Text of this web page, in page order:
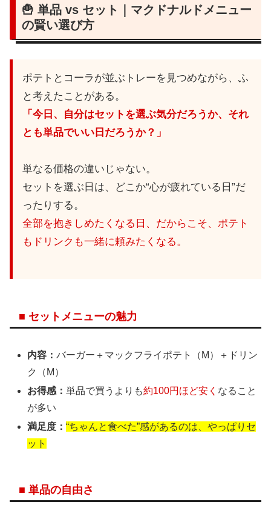
🍟 単品 vs セット｜マクドナルドメニュー
の賢い選び方
ポテトとコーラが並ぶトレーを見つめながら、ふ
と考えたことがある。
「今日、自分はセットを選ぶ気分だろうか、それ
とも単品でいい日だろうか？」
単なる価格の違いじゃない。
セットを選ぶ日は、どこか“心が疲れている日”だ
ったりする。
全部を抱きしめたくなる日、だからこそ、ポテト
もドリンクも一緒に頼みたくなる。
■ セットメニューの魅力
内容：バーガー＋マックフライポテト（M）＋ドリン
ク（M）
お得感：単品で買うよりも約100円ほど安く なること
が多い
満足度：“ちゃんと食べた”感があるのは、やっぱりセ
ット
■ 単品の自由さ